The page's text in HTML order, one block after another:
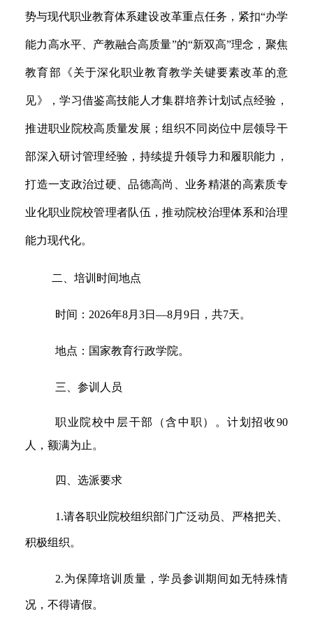
势与现代职业教育体系建设改革重点任务，紧扣“办学
能力高水平、产教融合高质量”的“新双高”理念，聚焦
教育部《关于深化职业教育教学关键要素改革的意
见》，学习借鉴高技能人才集群培养计划试点经验，
推进职业院校高质量发展；组织不同岗位中层领导干
部深入研讨管理经验，持续提升领导力和履职能力，
打造一支政治过硬、品德高尚、业务精湛的高素质专
业化职业院校管理者队伍，推动院校治理体系和治理
能力现代化。
二、培训时间地点
时间： 2026年8月 3日—8月 9日， 共7天。
地点：国家教育行政学院。
三、参训人员
职业院校中层干部（含中职）。计划招收90
人，额满为止。
四、选派要求
1.请各职业院校组织部门广泛动员、严格把关、
积极组织。
2.为保障培训质量，学员参训期间如无特殊情
况，不得请假。